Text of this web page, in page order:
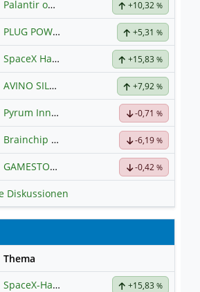
Palantir ohne Schnickschnack +10,32%
PLUG POWER Hauptdiskussion +5,31 %
SpaceX Hauptforum +15,83 %
AVINO SILVER & GOLD MINES Hauptdiskussion
+7,92%
Pyrum Innovations -0,71 %
Brainchip Klassengruppe -6,19%
GAMESTOP -0,42%
Diskussionen
Thema
SpaceX-Haupt-Hauptforum
+15,83 %